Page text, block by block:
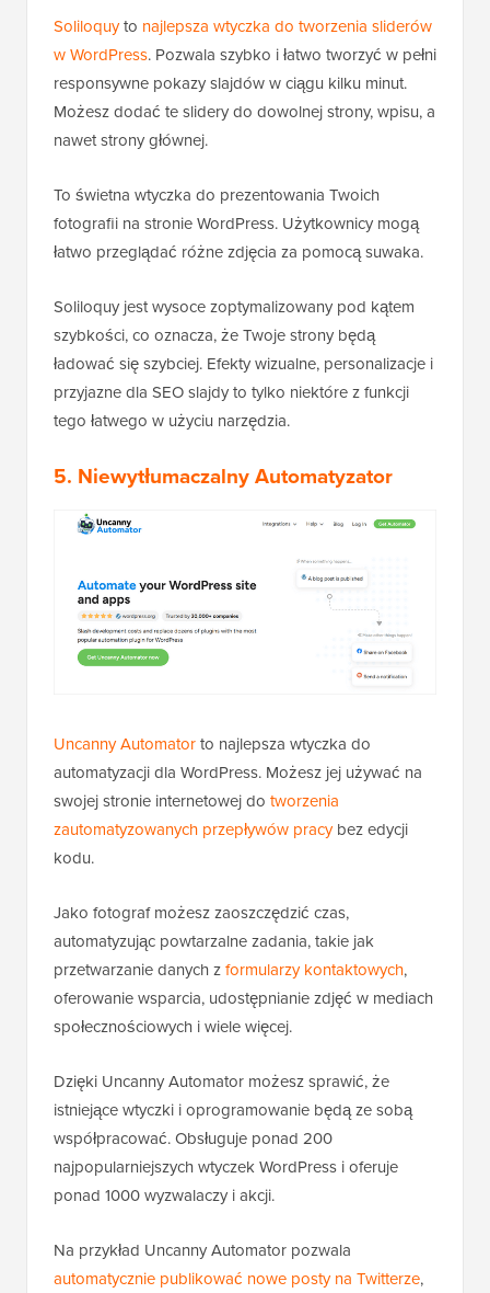
Soliloquyto najlepsza wtyczka do tworzenia sliderów
w WordPress. Pozwala szybko i łatwo tworzyć w pełni
responsywne pokazy slajdów w ciągu kilku minut.
Możesz dodać te slidery do dowolnej strony, wpisu, a
nawet strony głównej.
To świetna wtyczka do prezentowania Twoich
fotografii na stronie WordPress. Użytkownicy mogą
łatwo przeglądać różne zdjęcia za pomocą suwaka.
Soliloquy jest wysoce zoptymalizowany pod kątem
szybkości, co oznacza, że Twoje strony będą
ładować się szybciej. Efekty wizualne, personalizacje i
przyjazne dla SEO slajdy to tylko niektóre z funkcji
tego łatwego w użyciu narzędzia.
5. Niewytłumaczalny Automatyzator
Uncanny Automatorto najlepsza wtyczka do
automatyzacji dla WordPress. Możesz jej używać na
swojej stronie internetowej do tworzenia
zautomatyzowanych przepływów pracybez edycji
kodu.
Jako fotograf możesz zaoszczędzić czas,
automatyzując powtarzalne zadania, takie jak
przetwarzanie danych zformularzy kontaktowych,
oferowanie wsparcia, udostępnianie zdjęć w mediach
społecznościowych i wiele więcej.
Dzięki Uncanny Automator możesz sprawić, że
istniejące wtyczki i oprogramowanie będą ze sobą
współpracować. Obsługuje ponad 200
najpopularniejszych wtyczek WordPress i oferuje
ponad 1000 wyzwalaczy i akcji.
Na przykład Uncanny Automator pozwala
automatycznie publikować nowe posty na Twitterze,